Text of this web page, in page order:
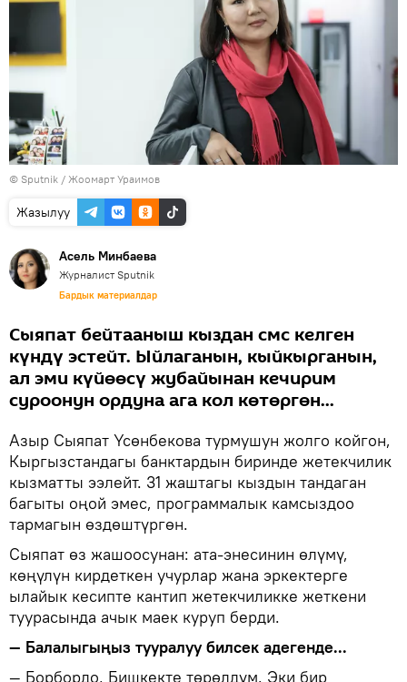
© Sputnik / Жоомарт Ураимов
Жазылуу
Асель Минбаева
Журналист Sputnik
Бардык материалдар
Сыяпат бейтааныш кыздан смс келген
күндү эстейт. Ыйлаганын, кыйкырганын,
ал эми күйөөсү жубайынан кечирим
суроонун ордуна ага кол көтөргөн...
Азыр Сыяпат Үсөнбекова турмушун жолго койгон,
Кыргызстандагы банктардын биринде жетекчилик
кызматты ээлейт. 31 жаштагы кыздын тандаган
багыты оңой эмес, программалык камсыздоо
тармагын өздөштүргөн.
Сыяпат өз жашоосунан: ата-энесинин өлүмү,
көңүлүн кирдеткен учурлар жана эркектерге
ылайык кесипте кантип жетекчиликке жеткени
туурасында ачык маек куруп берди.
— Балалыгыңыз тууралуу билсек адегенде...
— Борбордо, Бишкекте төрөлдүм. Эки бир